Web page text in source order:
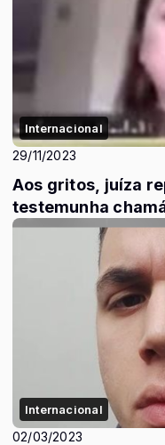
Internacional
29/11/2023
Aos gritos, juíza
testemunha
Internacional
02/03/2023